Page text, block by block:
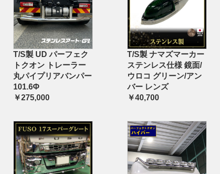
T/S製 UD パーフェク
トクオン トレーラー
丸パイプリアバンパー
101.6Φ
￥275,000
T/S製 ナマズマーカー
ステンレス仕様 鏡面/
ウロコ グリーン/アン
バー レンズ
￥40,700